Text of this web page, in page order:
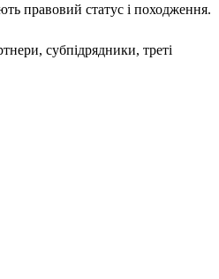
правовий статус і походження.
субпідрядники, треті